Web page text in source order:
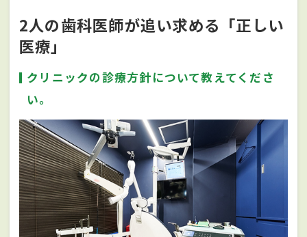
2人の歯科医師が追い求める「正しい
医療」
クリニックの診療方針について教えてくださ
い。